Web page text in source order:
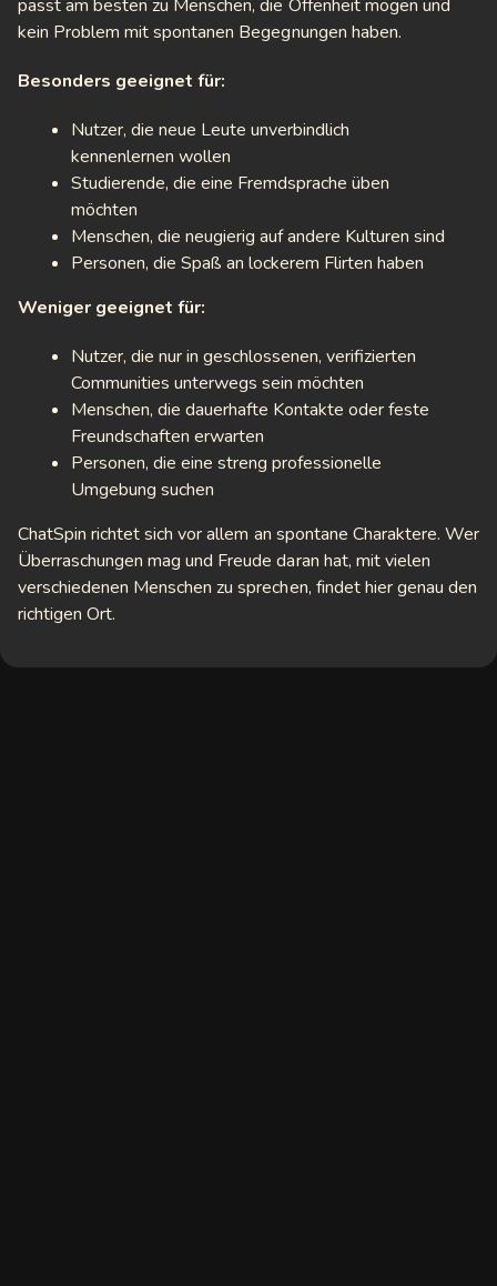
passt am besten zu Menschen, die Offenheit mögen und
kein Problem mit spontanen Begegnungen haben.
Besonders geeignet für:
Nutzer, die neue Leute unverbindlich
kennenlernen wollen
Studierende, die eine Fremdsprache üben
möchten
Menschen, die neugierig auf andere Kulturen sind
Personen, die Spaß an lockerem Flirten haben
Weniger geeignet für:
Nutzer, die nur in geschlossenen, verifizierten
Communities unterwegs sein möchten
Menschen, die dauerhafte Kontakte oder feste
Freundschaften erwarten
Personen, die eine streng professionelle
Umgebung suchen
ChatSpin richtet sich vor allem an spontane Charaktere. Wer
Überraschungen mag und Freude daran hat, mit vielen
verschiedenen Menschen zu sprechen, findet hier genau den
richtigen Ort.